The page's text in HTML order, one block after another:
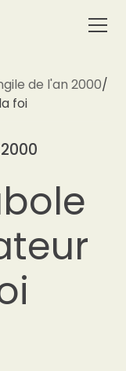
de l'an 2000/
foi
2000